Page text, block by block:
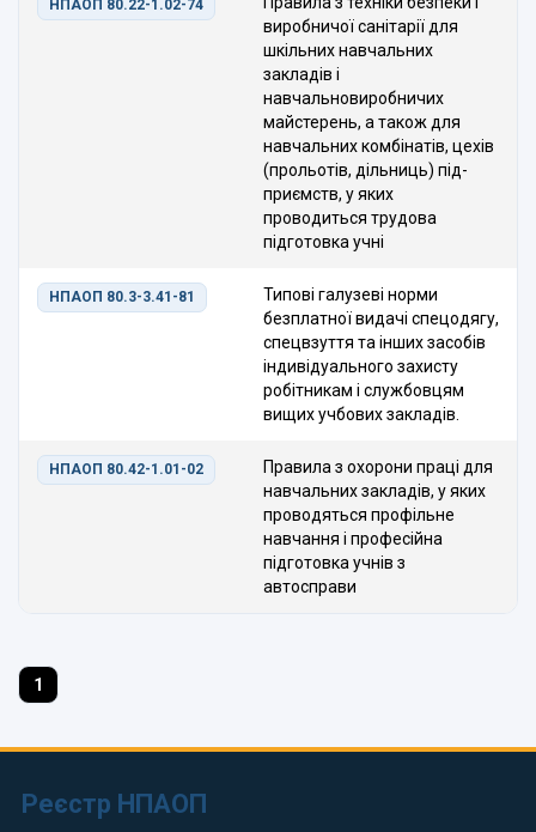
НПАОП 80.22-1.02-74
виробничої санітарії для
шкільних навчальних
закладів і
навчальновиробничих
майстерень, а також для
навчальних комбінатів, цехів
(прольотів, дільниць) під­
приємств, у яких
проводиться трудова
підготовка учні
НПАОП 80.3-3.41-81
Типові галузеві норми
безплатної видачі спецодягу,
спецвзуття та інших засобів
індивідуального захисту
робітникам і службовцям
вищих учбових закладів.
НПАОП 80.42-1.01-02
Правила з охорони праці для
навчальних закладів, у яких
проводяться профільне
навчання і професійна
підготовка учнів з
автосправи
1
Реєстр НПАОП